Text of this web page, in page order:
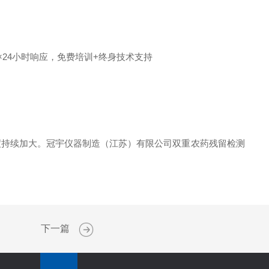
小时响应，免费培训+终身技术支持
续加大。冠宇仪器制造（江苏）有限公司双重农药残留检测
下一篇